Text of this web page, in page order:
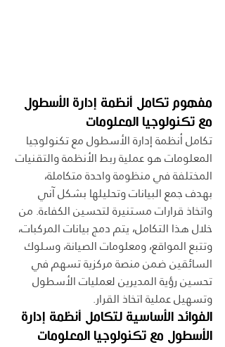
مفهوم تكامل أنظمة إدارة الأسطول
مع تكنولوجيا المعلومات
تكامل أنظمة إدارة الأسطول مع تكنولوجيا
المعلومات هو عملية ربط الأنظمة والتقنيات
المختلفة في منظومة واحدة متكاملة،
بهدف جمع البيانات وتحليلها بشكل آني
واتخاذ قرارات مستنيرة لتحسين الكفاءة. من
خلال هذا التكامل، يتم دمج بيانات المركبات،
وتتبع المواقع، ومعلومات الصيانة، وسلوك
السائقين ضمن منصة مركزية تسهم في
تحسين رؤية المديرين لعمليات الأسطول
وتسهيل عملية اتخاذ القرار.
الفوائد الأساسية لتكامل أنظمة إدارة
الأسطول مع تكنولوجيا المعلومات